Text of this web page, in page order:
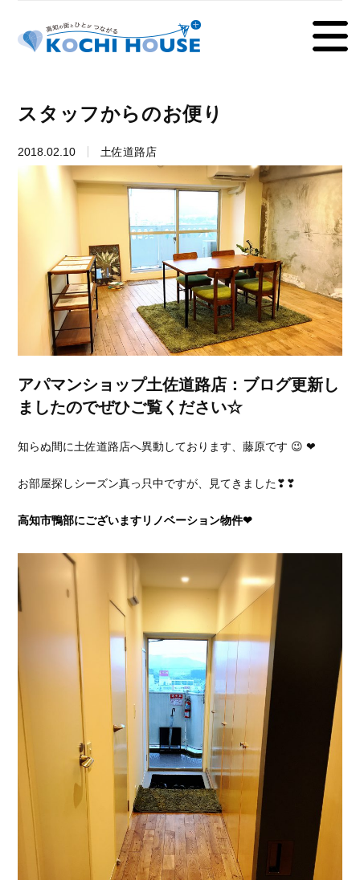
スタッフからのお便り
2018.02.10 土佐道路店
アパマンショップ土佐道路店：ブログ更新し
ましたのでぜひご覧ください☆
知らぬ間に土佐道路店へ異動しております、藤原です 😉 ❤
お部屋探しシーズン真っ只中ですが、見てきました❣❣
高知市鴨部にございますリノベーション物件❤